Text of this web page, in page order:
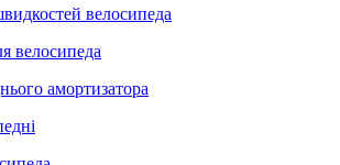
велосипеда
велосипеда
амортизатора